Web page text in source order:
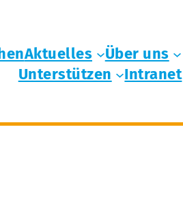
Aktuelles
Über uns
Unterstützen
Intranet